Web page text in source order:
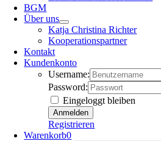
BGM
Über uns
Katja Christina Richter
Kooperationspartner
Kontakt
Kundenkonto
Username:
Password:
Eingeloggt bleiben
Registrieren
Warenkorb0